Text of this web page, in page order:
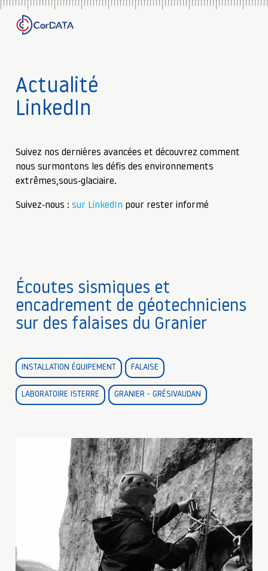
Actualité
LinkedIn
Suivez nos dernières avancées et découvrez comment
nous surmontons les défis des environnements
extrêmes,sous-glaciaire.
Suivez-nous : sur LinkedIn pour rester informé
Écoutes sismiques et
encadrement de géotechniciens
sur des falaises du Granier
INSTALLATION ÉQUIPEMENT FALAISE
LABORATOIRE ISTERRE GRANIER - GRÉSIVAUDAN